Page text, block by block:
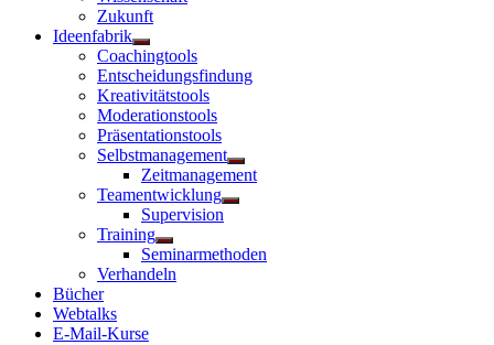
Zukunft
Ideenfabrik
Untermenü
anzeigen
Coachingtools
Entscheidungsfindung
Kreativitätstools
Moderationstools
Präsentationstools
Selbstmanagement
Untermenü
anzeigen
Zeitmanagement
Teamentwicklung
Untermenü
Supervision
Training
Untermenü
anzeigen
Seminarmethoden
Verhandeln
Bücher
Webtalks
E-Mail-Kurse